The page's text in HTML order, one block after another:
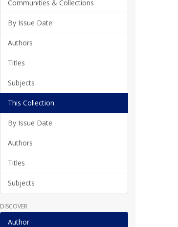
Communities & Collections
By Issue Date
Authors
Titles
Subjects
This Collection
By Issue Date
Authors
Titles
Subjects
DISCOVER
Author